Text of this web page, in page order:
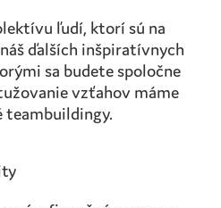
ľudí, ktorí sú na
ďalších inšpiratívnych
sa budete spoločne
vzťahov máme
teambuildingy.